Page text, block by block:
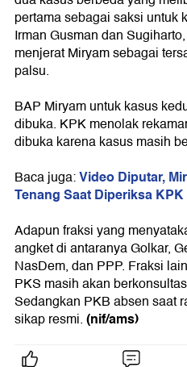
pertama sebagai saksi untuk
Irman Gusman dan
menjerat Miryam sebagai
palsu.
BAP Miryam untuk kasus
dibuka. KPK menolak
dibuka karena kasus masih
Baca juga:Video Diputar,
Tenang Saat Diperiksa KPK
Adapun fraksi yang
angket di antaranya Golkar,
NasDem, dan PPP. Fraksi
PKS masih akan
Sedangkan PKB absen saat
sikap resmi.(nif/ams)